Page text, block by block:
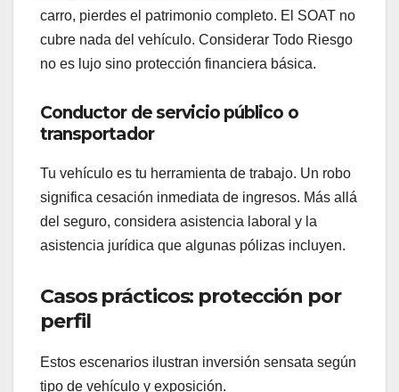
carro, pierdes el patrimonio completo. El SOAT no
cubre nada del vehículo. Considerar Todo Riesgo
no es lujo sino protección financiera básica.
Conductor de servicio público o
transportador
Tu vehículo es tu herramienta de trabajo. Un robo
significa cesación inmediata de ingresos. Más allá
del seguro, considera asistencia laboral y la
asistencia jurídica que algunas pólizas incluyen.
Casos prácticos: protección por
perfil
Estos escenarios ilustran inversión sensata según
tipo de vehículo y exposición.